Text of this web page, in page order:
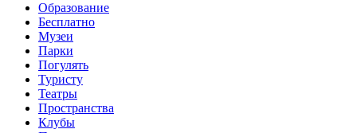
Образование
Бесплатно
Музеи
Парки
Погулять
Туристу
Театры
Пространства
Клубы